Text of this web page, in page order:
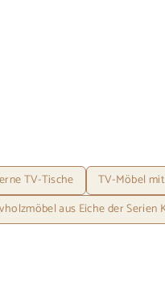
TV-Tische TV-Möbel
aus Eiche der Serien